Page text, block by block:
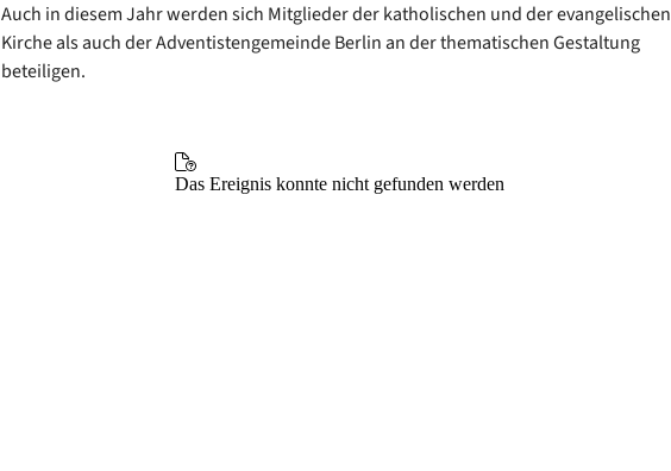
Auch in diesem Jahr werden sich Mitglieder der katholischen und der evangelischen
Kirche als auch der Adventistengemeinde Berlin an der thematischen Gestaltung
beteiligen.